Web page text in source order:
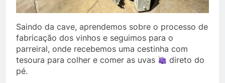
Saindo da cave, aprendemos sobre o processo de
fabricação dos vinhos e seguimos para o
parreiral, onde recebemos uma cestinha com
tesoura para colher e comer as uvas
direto do
pé.